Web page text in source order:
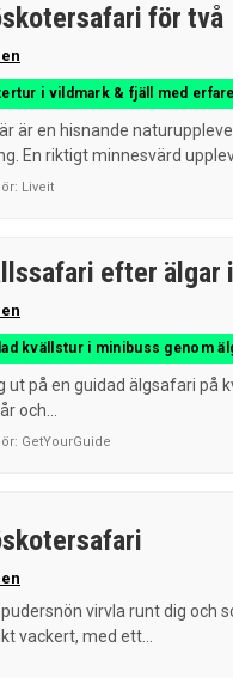
för två
i vildmark & fjäll med
är en hisnande
En riktigt minnesvärd
Liveit
efter älgar
kvällstur i minibuss genom
ut på en guidad älgsafari på
och...
GetYourGuide
pudersnön virvla runt dig och
vackert, med ett...